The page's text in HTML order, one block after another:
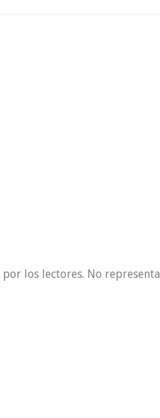
los lectores. No